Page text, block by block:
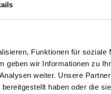
Funktionen für soziale
geben wir Informationen zu
weiter. Unsere
haben oder die
und ermöglicht Ihnen
einer Anwendung